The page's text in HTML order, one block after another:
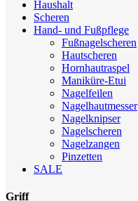
Haushalt
Scheren
Hand- und Fußpflege
Fußnagelscheren
Hautscheren
Hornhautraspel
Maniküre-Etui
Nagelfeilen
Nagelhautmesser
Nagelknipser
Nagelscheren
Nagelzangen
Pinzetten
SALE
Griff